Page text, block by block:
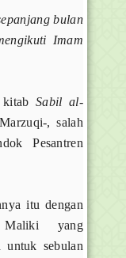
bulan
Imam
kitabSabil al-
, salah
Pesantren
itu dengan
Maliki yang
untuk sebulan